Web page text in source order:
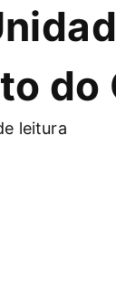
do
leitura